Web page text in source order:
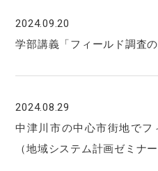
2024.09.20
学部講義「フィールド調査
2024.08.29
中津川市の中心市街地でフ
（地域システム計画ゼミナー